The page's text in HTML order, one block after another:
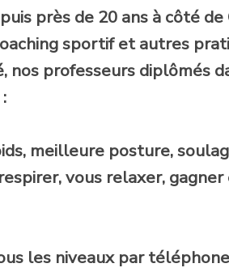
près de 20 ans à côté
sportif et autres
nos professeurs diplômés
meilleure posture,
vous relaxer,
les niveaux par